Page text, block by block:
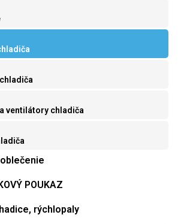
ventilátory chladiča
POUKAZ
rýchlopaly